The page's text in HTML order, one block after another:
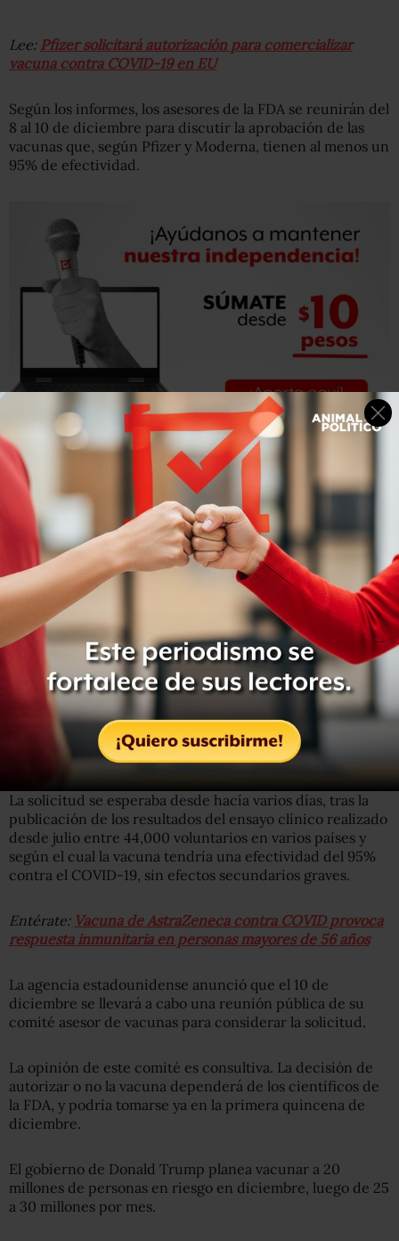
Lee: Pfizer solicitará autorización para comercializar
vacuna contra COVID-19 en EU
Según los informes, los asesores de la FDA se reunirán del
8 al 10 de diciembre para discutir la aprobación de las
vacunas que, según Pfizer y Moderna, tienen al menos un
95% de efectividad.
El alto funcionario también dijo que esperaba que una vez
lanzada la campaña de inoculación masiva, el país podría
lograr la “inmunidad colectiva” en mayo.
“Normalmente, con el nivel de efectividad que tenemos
(95%), inmunizar aproximadamente al 70% de la
población te daría una verdadera inmunidad colectiva.
Probablemente sucederá en mayo, o algo así
dependiendo de nuestros planes”, dijo.
“Realmente espero que baje el nivel de percepción
negativa de la vacuna y aumente la aceptación por parte
de la gente. Esto va a ser fundamental para ayudarnos”,
insistió, aludiendo a la desconfianza de muchos en torno
a la vacuna.
La solicitud se esperaba desde hacía varios días, tras la
publicación de los resultados del ensayo clínico realizado
desde julio entre 44,000 voluntarios en varios países y
según el cual la vacuna tendría una efectividad del 95%
contra el COVID-19, sin efectos secundarios graves.
Entérate: Vacuna de AstraZeneca contra COVID provoca
respuesta inmunitaria en personas mayores de 56 años
La agencia estadounidense anunció que el 10 de
diciembre se llevará a cabo una reunión pública de su
comité asesor de vacunas para considerar la solicitud.
La opinión de este comité es consultiva. La decisión de
autorizar o no la vacuna dependerá de los científicos de
la FDA, y podría tomarse ya en la primera quincena de
diciembre.
El gobierno de Donald Trump planea vacunar a 20
millones de personas en riesgo en diciembre, luego de 25
a 30 millones por mes.